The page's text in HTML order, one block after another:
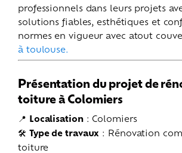
professionnels dans leurs projets
solutions fiables, esthétiques et
normes en vigueur avec atout
à toulouse.
Présentation du projet de
toiture à Colomiers
📍 Localisation: Colomiers
🛠️ Type de travaux : Rénovation
toiture